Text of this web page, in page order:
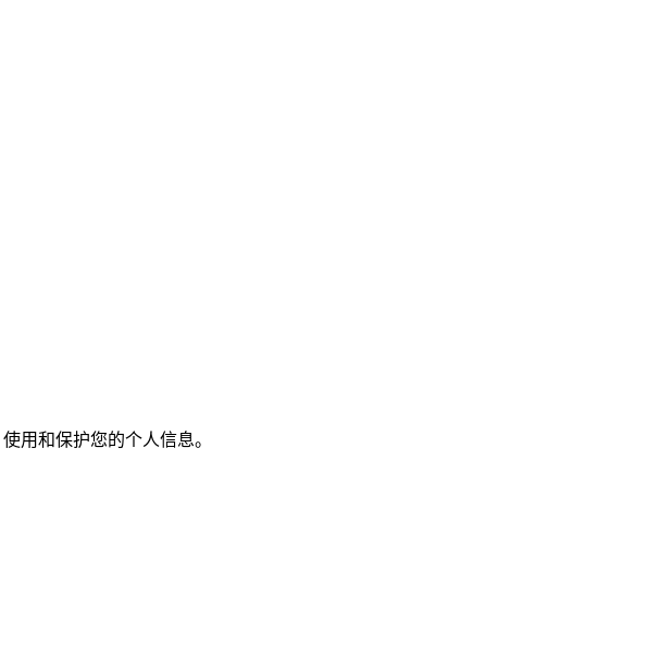
用和保护您的个人信息。